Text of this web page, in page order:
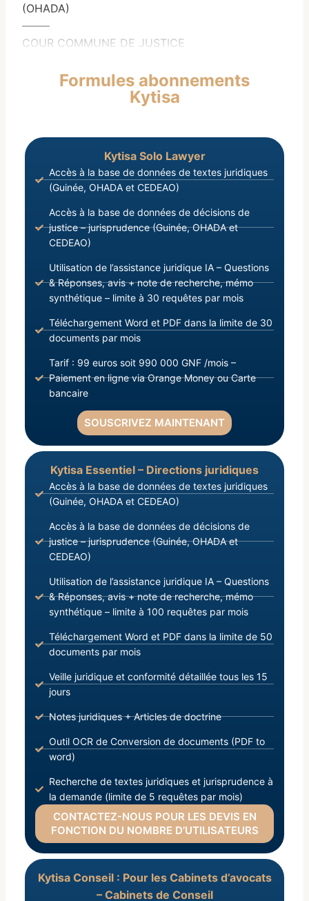
(OHADA)
——–
COUR COMMUNE DE JUSTICE
Formules abonnements
Kytisa
Kytisa Solo Lawyer
Accès à la base de données de textes juridiques
(Guinée, OHADA et CEDEAO)
Accès à la base de données de décisions de
justice – jurisprudence (Guinée, OHADA et
CEDEAO)
Utilisation de l’assistance juridique IA – Questions
& Réponses, avis + note de recherche, mémo
synthétique – limite à 30 requêtes par mois
Téléchargement Word et PDF dans la limite de 30
documents par mois
Tarif : 99 euros soit 990 000 GNF /mois –
Paiement en ligne via Orange Money ou Carte
bancaire
SOUSCRIVEZ MAINTENANT
Kytisa Essentiel – Directions juridiques
Accès à la base de données de textes juridiques
(Guinée, OHADA et CEDEAO)
Accès à la base de données de décisions de
justice – jurisprudence (Guinée, OHADA et
CEDEAO)
Utilisation de l’assistance juridique IA – Questions
& Réponses, avis + note de recherche, mémo
synthétique – limite à 100 requêtes par mois
Téléchargement Word et PDF dans la limite de 50
documents par mois
Veille juridique et conformité détaillée tous les 15
jours
Notes juridiques + Articles de doctrine
Outil OCR de Conversion de documents (PDF to
word)
Recherche de textes juridiques et jurisprudence à
la demande (limite de 5 requêtes par mois)
CONTACTEZ-NOUS POUR LES DEVIS EN
FONCTION DU NOMBRE D’UTILISATEURS
Kytisa Conseil : Pour les Cabinets d’avocats
– Cabinets de Conseil